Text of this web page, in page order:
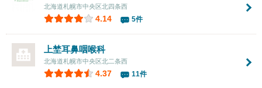
北海道札幌市中央区北四条西
4.14 5件
上埜耳鼻咽喉科
北海道札幌市中央区北二条西
4.37 11件